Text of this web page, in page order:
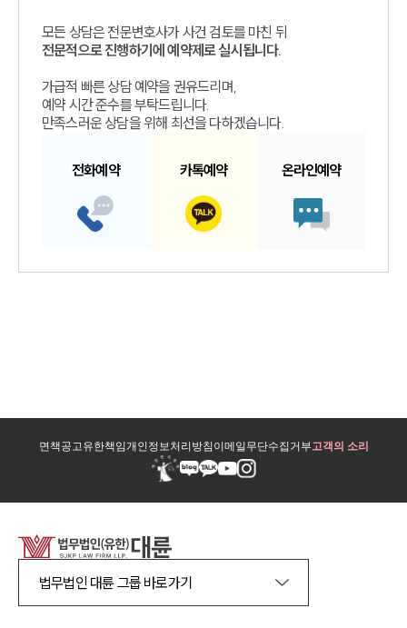
모든 상담은 전문변호사가 사건 검토를 마친 뒤
전문적으로 진행하기에 예약제로 실시됩니다.
가급적 빠른 상담 예약을 권유드리며,
예약 시간 준수를 부탁드립니다.
만족스러운 상담을 위해 최선을 다하겠습니다.
전화예약 카톡예약 온라인예약
면책공고유한책임개인정보처리방침이메일무단수집거부고객의 소리
법무법인 대륜 그룹 바로가기